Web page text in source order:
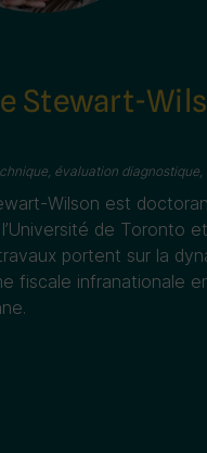
Stewart-
évaluation diagnostique,
Wilson est
de Toronto
travaux portent sur la
fiscale infranationale